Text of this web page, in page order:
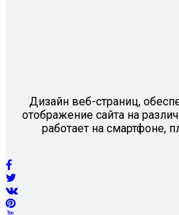
Дизайн веб-страниц,
отображение сайта на
работает на смартфоне,